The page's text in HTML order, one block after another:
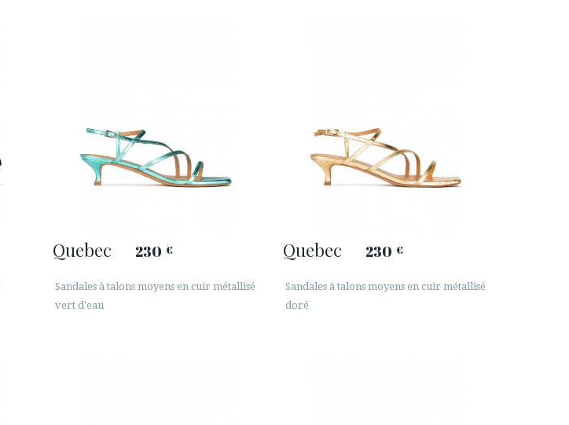
Quebec 230 €
Sandales à talons moyens en cuir métallisé
vert d'eau
Quebec 230 €
Sandales à talons moyens en cuir métallisé
doré